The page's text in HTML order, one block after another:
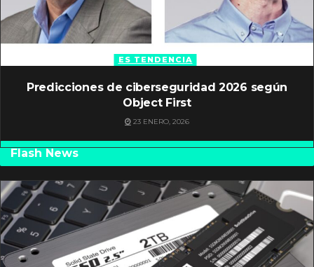
ES TENDENCIA
Predicciones de ciberseguridad 2026 según
Object First
23 ENERO, 2026
Flash News